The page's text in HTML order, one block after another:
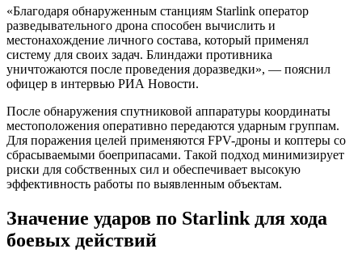
«Благодаря обнаруженным станциям Starlink оператор
разведывательного дрона способен вычислить и
местонахождение личного состава, который применял
систему для своих задач. Блиндажи противника
уничтожаются после проведения доразведки», — пояснил
офицер в интервью РИА Новости.
После обнаружения спутниковой аппаратуры координаты
местоположения оперативно передаются ударным группам.
Для поражения целей применяются FPV-дроны и коптеры со
сбрасываемыми боеприпасами. Такой подход минимизирует
риски для собственных сил и обеспечивает высокую
эффективность работы по выявленным объектам.
Значение ударов по Starlink для хода
боевых действий